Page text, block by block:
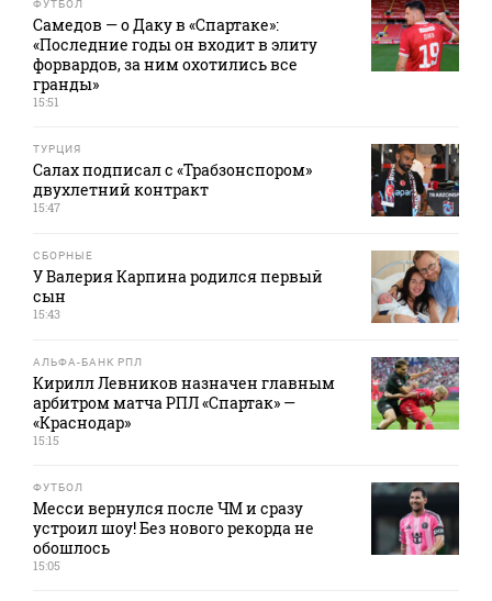
ФУТБОЛ
Самедов — о Даку в «Спартаке»:
«Последние годы он входит в элиту
форвардов, за ним охотились все
гранды»
15:51
ТУРЦИЯ
Салах подписал с «Трабзонспором»
двухлетний контракт
15:47
СБОРНЫЕ
У Валерия Карпина родился первый
сын
15:43
АЛЬФА-БАНК РПЛ
Кирилл Левников назначен главным
арбитром матча РПЛ «Спартак» —
«Краснодар»
15:15
ФУТБОЛ
Месси вернулся после ЧМ и сразу
устроил шоу! Без нового рекорда не
обошлось
15:05